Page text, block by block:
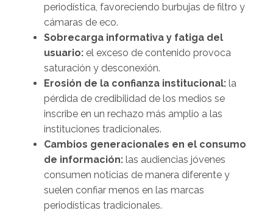
periodística, favoreciendo burbujas de filtro y
cámaras de eco.
Sobrecarga informativa y fatiga del
usuario: el exceso de contenido provoca
saturación y desconexión.
Erosión de la confianza institucional: la
pérdida de credibilidad de los medios se
inscribe en un rechazo más amplio a las
instituciones tradicionales.
Cambios generacionales en el consumo
de información: las audiencias jóvenes
consumen noticias de manera diferente y
suelen confiar menos en las marcas
periodísticas tradicionales.